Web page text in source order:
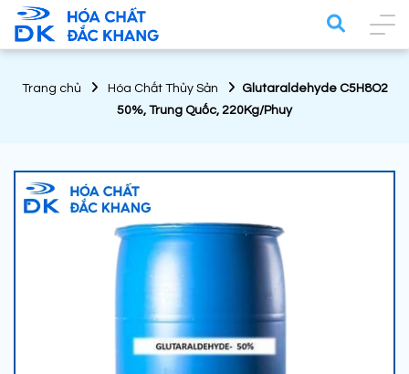
Trang chủ Hóa Chất Thủy Sản
Glutaraldehyde C5H8O2
50%, Trung Quốc, 220Kg/Phuy